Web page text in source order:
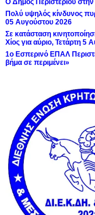
Ο Δήμος Περιστερίου
Πολύ υψηλός κίνδυνος
05 Αυγούστου 2026
Σε κατάσταση
Χίος για αύριο, Τετάρτη 5
1ο Εσπερινό ΕΠΑΛ
βήμα σε περιμένει»